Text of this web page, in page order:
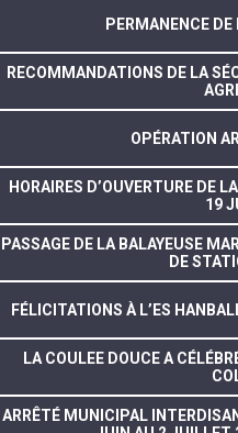
PERMANENCE
RECOMMANDATIONS DE LA
OPÉRATION
HORAIRES D’OUVERTURE DE
19
PASSAGE DE LA BALAYEUSE
DE
FÉLICITATIONS À L’ES
LA COULEE DOUCE A
ARRÊTÉ MUNICIPAL